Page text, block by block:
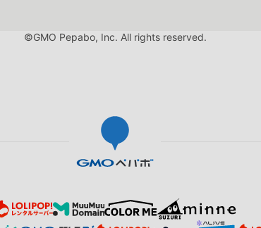
©GMO Pepabo, Inc. All rights reserved.